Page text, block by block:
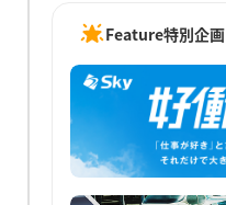
Feature特別企画